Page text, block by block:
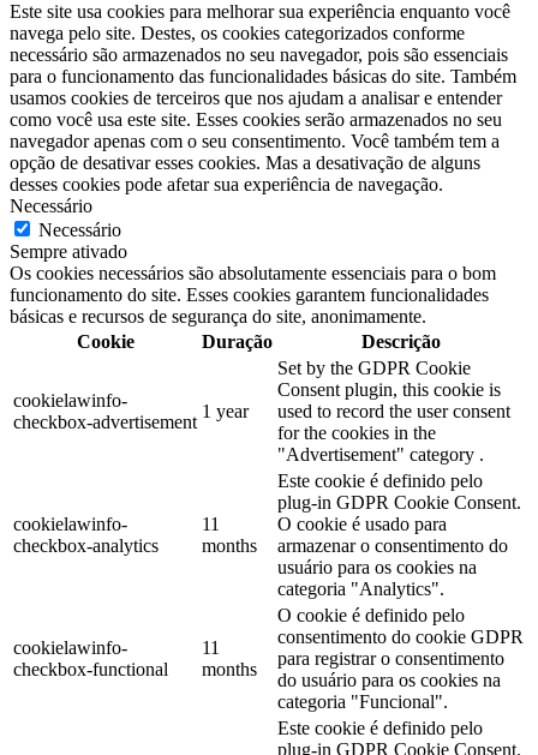
Este site usa cookies para melhorar sua experiência enquanto você
navega pelo site. Destes, os cookies categorizados conforme
necessário são armazenados no seu navegador, pois são essenciais
para o funcionamento das funcionalidades básicas do site. Também
usamos cookies de terceiros que nos ajudam a analisar e entender
como você usa este site. Esses cookies serão armazenados no seu
navegador apenas com o seu consentimento. Você também tem a
opção de desativar esses cookies. Mas a desativação de alguns
desses cookies pode afetar sua experiência de navegação.
Necessário
Necessário
Sempre ativado
Os cookies necessários são absolutamente essenciais para o bom
funcionamento do site. Esses cookies garantem funcionalidades
básicas e recursos de segurança do site, anonimamente.
Cookie
Duração Descrição
cookielawinfo-
checkbox-advertisement
1 year
Set by the GDPR Cookie
Consent plugin, this cookie is
used to record the user consent
for the cookies in the
"Advertisement" category .
cookielawinfo-
checkbox-analytics
11
months
Este cookie é definido pelo
plug-in GDPR Cookie Consent.
O cookie é usado para
armazenar o consentimento do
usuário para os cookies na
categoria "Analytics".
cookielawinfo-
checkbox-functional
11
months
O cookie é definido pelo
consentimento do cookie GDPR
para registrar o consentimento
do usuário para os cookies na
categoria "Funcional".
Este cookie é definido pelo
plug-in GDPR Cookie Consent.